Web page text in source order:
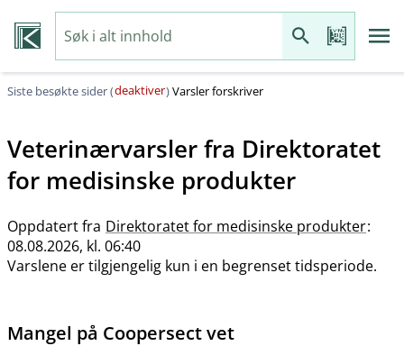
Siste besøkte sider (deaktiver)Varsler forskriver
Veterinærvarsler fra Direktoratet
for medisinske produkter
Oppdatert fra Direktoratet for medisinske produkter:
08.08.2026, kl. 06:40
Varslene er tilgjengelig kun i en begrenset tidsperiode.
Mangel på Coopersect vet